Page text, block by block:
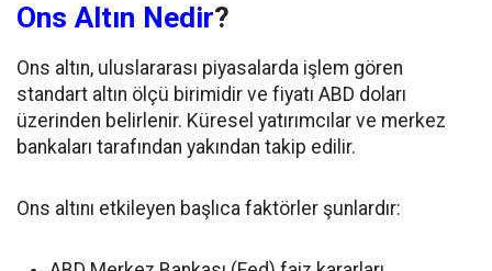
Ons Altın Nedir?
Ons altın, uluslararası piyasalarda işlem gören
standart altın ölçü birimidir ve fiyatı ABD doları
üzerinden belirlenir. Küresel yatırımcılar ve merkez
bankaları tarafından yakından takip edilir.
Ons altını etkileyen başlıca faktörler şunlardır: